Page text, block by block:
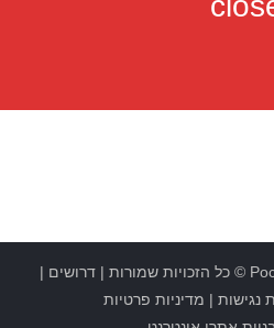
© כל הזכויות שמורות |דרושים |
נגישות | מדיניות פרטיות